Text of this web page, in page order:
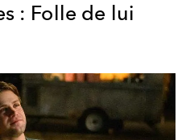
: Folle de lui